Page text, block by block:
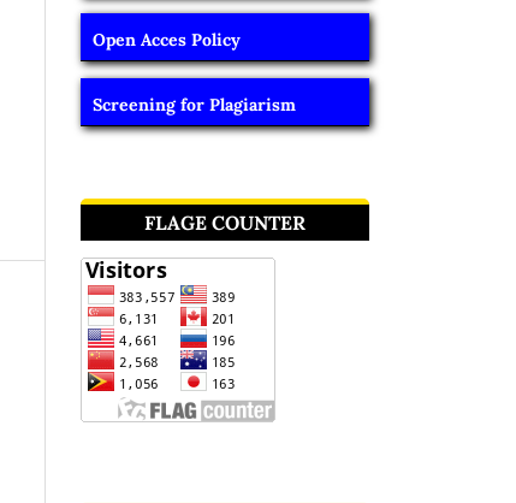
Open Acces Policy
Screening for Plagiarism
FLAGE COUNTER